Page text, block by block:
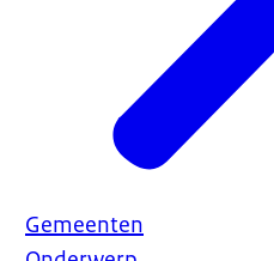
Gemeenten